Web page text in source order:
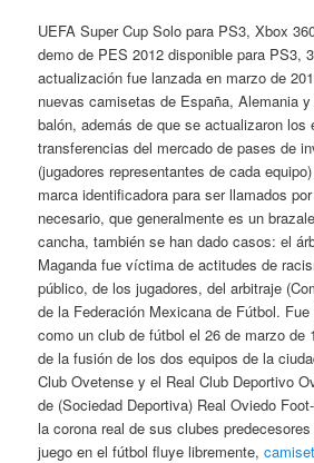
UEFA Super Cup Solo para PS3, Xbox
demo de PES 2012 disponible para PS3,
actualización fue lanzada en marzo de
nuevas camisetas de España, Alemania
balón, además de que se actualizaron los
transferencias del mercado de pases de
(jugadores representantes de cada
marca identificadora para ser llamados
necesario, que generalmente es un
cancha, también se han dado casos: el
Maganda fue víctima de actitudes de
público, de los jugadores, del arbitraje
de la Federación Mexicana de Fútbol.
como un club de fútbol el 26 de marzo de
de la fusión de los dos equipos de la
Club Ovetense y el Real Club Deportivo
de (Sociedad Deportiva) Real Oviedo
la corona real de sus clubes
juego en el fútbol fluye libremente,